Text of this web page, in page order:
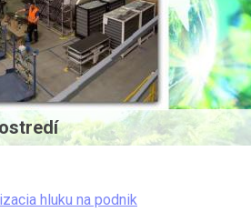
hluku na podnik